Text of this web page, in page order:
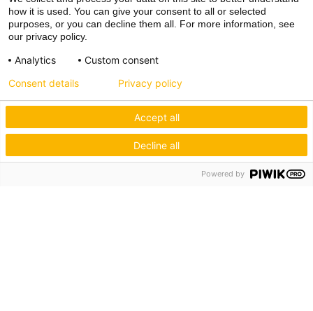
how it is used. You can give your consent to all or selected
purposes, or you can decline them all. For more information, see
our privacy policy.
Analytics Custom consent
Accept all
Decline all
Consent details Privacy policy
Powered by